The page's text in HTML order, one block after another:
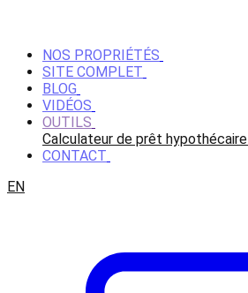
NOS PROPRIÉTÉS
SITE COMPLET
BLOG
VIDÉOS
OUTILS
Calculateur de prêt hypothécaire
CONTACT
EN